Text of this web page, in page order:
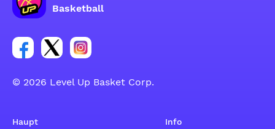
Basketball
Link zur Facebook-Gruppe
Link zum Tweeter-Account
Link zum Instagram-Account
© 2026 Level Up Basket Corp.
Haupt Info